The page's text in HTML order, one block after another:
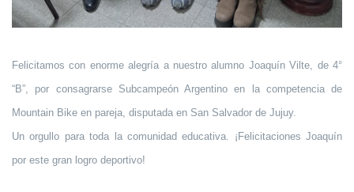
Felicitamos con enorme alegría a nuestro alumno Joaquín Vilte, de 4°
“B”, por consagrarse Subcampeón Argentino en la competencia de
Mountain Bike en pareja, disputada en San Salvador de Jujuy.
Un orgullo para toda la comunidad educativa. ¡Felicitaciones Joaquín
por este gran logro deportivo!